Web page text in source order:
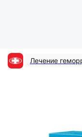
Лечение